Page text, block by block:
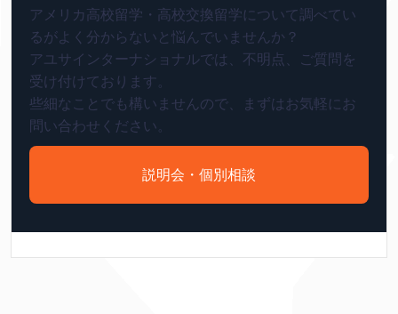
アメリカ高校留学・高校交換留学について調べてい
るがよく分からないと悩んでいませんか？
アユサインターナショナルでは、不明点、ご質問を
受け付けております。
些細なことでも構いませんので、まずはお気軽にお
問い合わせください。
説明会・個別相談